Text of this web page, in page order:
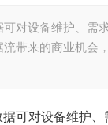
对设备维护、需
带来的商业机会
可对设备维护